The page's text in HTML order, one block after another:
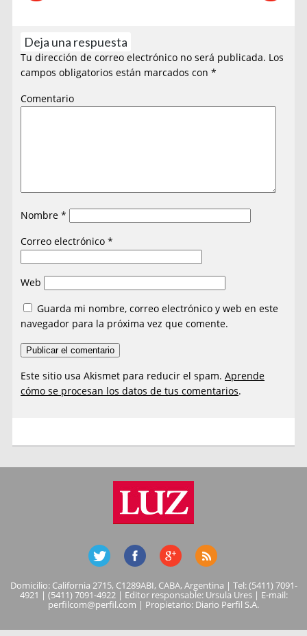
Deja una respuesta
Tu dirección de correo electrónico no será publicada. Los
campos obligatorios están marcados con*
Comentario
Nombre*
Correo electrónico*
Web
Guarda mi nombre, correo electrónico y web en este
navegador para la próxima vez que comente.
Este sitio usa Akismet para reducir el spam.Aprende
cómo se procesan los datos de tus comentarios.
Domicilio: California 2715, C1289ABI, CABA, Argentina | Tel: (5411) 7091-
4921 | (5411) 7091-4922 | Editor responsable: Ursula Ures | E-mail:
perfilcom@perfil.com | Propietario: Diario Perfil S.A.